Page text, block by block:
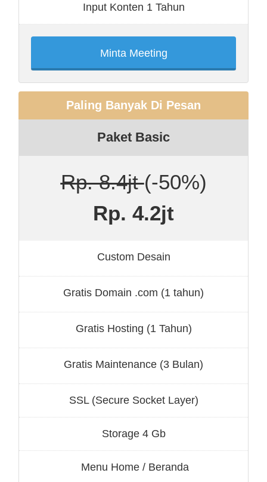
Input Konten 1 Tahun
Minta Meeting
Paling Banyak Di Pesan
Paket Basic
Rp. 8.4jt(-50%)
Rp. 4.2jt
Custom Desain
Gratis Domain .com (1 tahun)
Gratis Hosting (1 Tahun)
Gratis Maintenance (3 Bulan)
SSL (Secure Socket Layer)
Storage 4 Gb
Menu Home / Beranda